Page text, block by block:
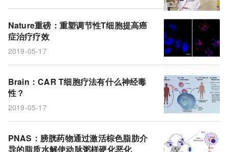
动脉粥样硬化
聪明
脑袋
大小
棕色脂肪脂质水解
Nature重磅：重塑调节性T细胞提高癌
症治疗疗效
2019-05-17
Brain：CAR T细胞疗法有什么神经毒
性？
2019-05-17
PNAS：膀胱药物通过激活棕色脂肪介
导的脂质水解使动脉粥样硬化恶化